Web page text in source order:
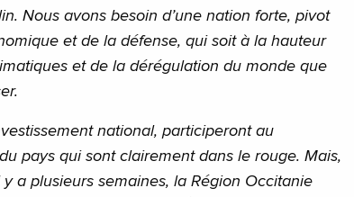
Nous avons besoin d’une nation forte, pivot
et de la défense, qui soit à la hauteur
et de la dérégulation du monde que
national, participeront au
pays qui sont clairement dans le rouge. Mais,
a plusieurs semaines, la Région Occitanie